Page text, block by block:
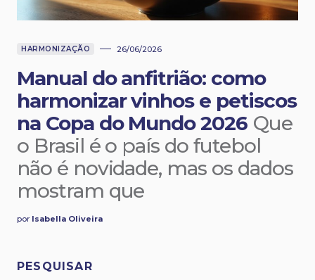
HARMONIZAÇÃO 26/06/2026
Manual do anfitrião: como
harmonizar vinhos e petiscos
na Copa do Mundo 2026 Que
o Brasil é o país do futebol
não é novidade, mas os dados
mostram que
por Isabella Oliveira
PESQUISAR